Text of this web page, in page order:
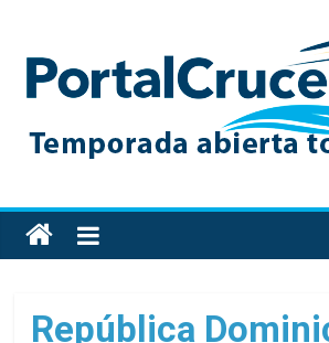
content
Toda
la
deRepública